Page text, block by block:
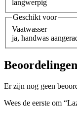
langwerpig
Geschikt voor
Vaatwasser
ja, handwas
Beoordelingen
Er zijn nog geen
Wees de eerste om